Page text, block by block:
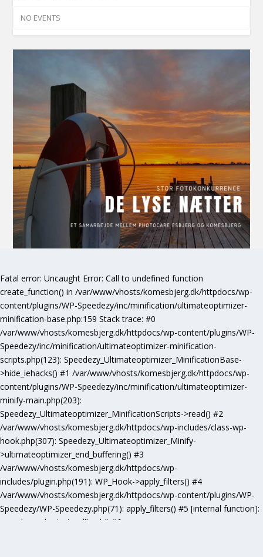
NO EVENTS
Fatal error: Uncaught Error: Call to undefined function
create_function() in /var/www/vhosts/komesbjerg.dk/httpdocs/wp-
content/plugins/WP-Speedezy/inc/minification/ultimateoptimizer-
minification-base.php:159 Stack trace: #0
/var/www/vhosts/komesbjerg.dk/httpdocs/wp-content/plugins/WP-
Speedezy/inc/minification/ultimateoptimizer-minification-
scripts.php(123): Speedezy_Ultimateoptimizer_MinificationBase-
>hide_iehacks() #1 /var/www/vhosts/komesbjerg.dk/httpdocs/wp-
content/plugins/WP-Speedezy/inc/minification/ultimateoptimizer-
minify-main.php(203):
Speedezy_Ultimateoptimizer_MinificationScripts->read() #2
/var/www/vhosts/komesbjerg.dk/httpdocs/wp-includes/class-wp-
hook.php(307): Speedezy_Ultimateoptimizer_Minify-
>ultimateoptimizer_end_buffering() #3
/var/www/vhosts/komesbjerg.dk/httpdocs/wp-
includes/plugin.php(191): WP_Hook->apply_filters() #4
/var/www/vhosts/komesbjerg.dk/httpdocs/wp-content/plugins/WP-
Speedezy/WP-Speedezy.php(71): apply_filters() #5 [internal function]:
speedezy_ob_start_callback() #6